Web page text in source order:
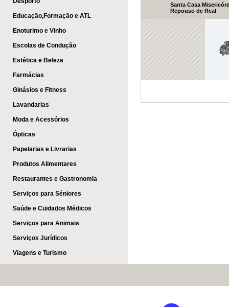
Educação,Formação e ATL
Enoturimo e Vinho
Escolas de Condução
Estética e Beleza
Farmácias
Ginásios e Fitness
Lavandarias
Moda e Acessórios
Ópticas
Papelarias e Livrarias
Produtos Alimentares
Restaurantes e Gastronomia
Serviços para Séniores
Saúde e Cuidados Médicos
Serviços para Animais
Serviços Jurídicos
Viagens e Turismo
Santa Casa
Repouso de Real